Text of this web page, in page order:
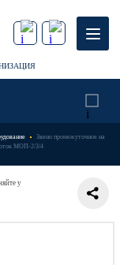
Звено промежуточное на
МОП-2/3/4
у